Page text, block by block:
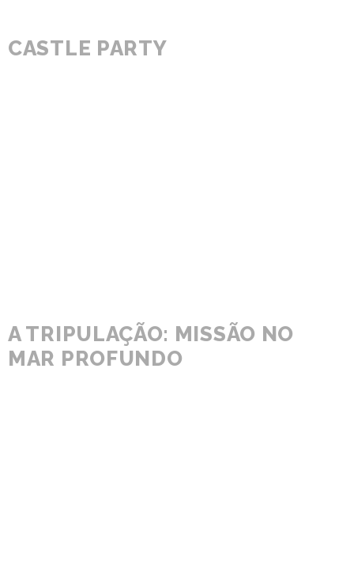
CASTLE PARTY
A TRIPULAÇÃO: MISSÃO NO
MAR PROFUNDO